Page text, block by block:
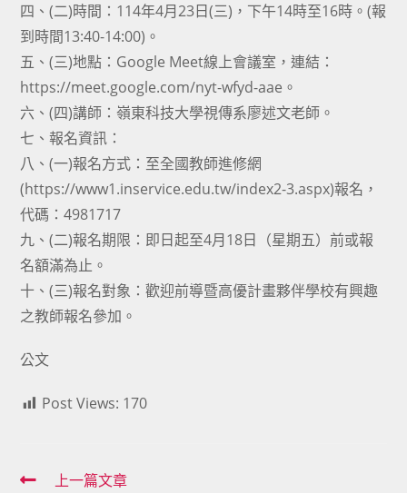
四、(二)時間：114年4月23日(三)，下午14時至16時。(報
到時間13:40-14:00)。
五、(三)地點：Google Meet線上會議室，連結：
https://meet.google.com/nyt-wfyd-aae。
六、(四)講師：嶺東科技大學視傳系廖述文老師。
七、報名資訊：
八、(一)報名方式：至全國教師進修網
(https://www1.inservice.edu.tw/index2-3.aspx)報名，
代碼：4981717
九、(二)報名期限：即日起至4月18日（星期五）前或報
名額滿為止。
十、(三)報名對象：歡迎前導暨高優計畫夥伴學校有興趣
之教師報名參加。
公文
Post Views: 170
Read上一篇文章